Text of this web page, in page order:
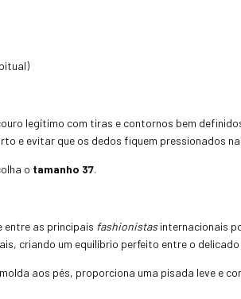
legítimo com tiras e contornos bem
e evitar que os dedos fiquem pressionados
o tamanho 37.
entre as principais fashionistasinternacionais
criando um equilíbrio perfeito entre o delicado
aos pés, proporciona uma pisada leve e